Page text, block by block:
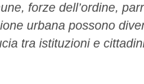
forze dell’ordine,
urbana possono
tra istituzioni e